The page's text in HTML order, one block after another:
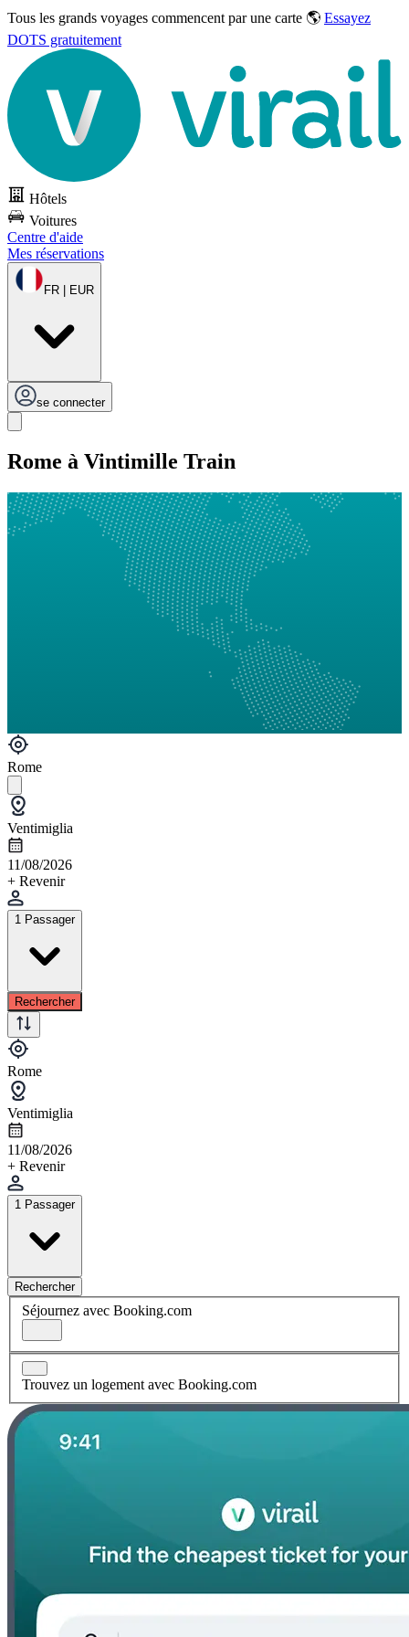
Tous les grands voyages commencent par une carte 🌎 Essayez
DOTS gratuitement
Hôtels
Voitures
Centre d'aide
Mes réservations
FR | EUR
se connecter
Rome à Vintimille Train
Rome
Ventimiglia
11/08/2026
+ Revenir
1 Passager
Rechercher
Rome
Ventimiglia
11/08/2026
+ Revenir
1 Passager
Rechercher
Séjournez avec Booking.com
Trouvez un logement avec Booking.com